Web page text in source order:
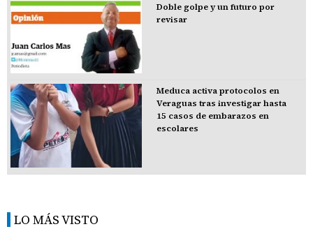
Doble golpe y un futuro por
revisar
Meduca activa protocolos en
Veraguas tras investigar hasta
15 casos de embarazos en
escolares
LO MÁS VISTO